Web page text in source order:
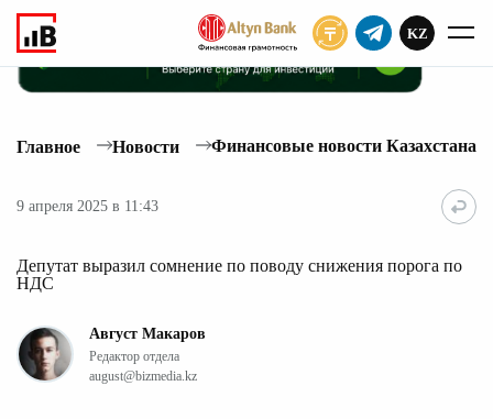
KZ
Главное Новости Финансовые новости Казахстана
9 апреля 2025 в 11:43
Депутат выразил сомнение по поводу снижения порога по
НДС
Август Макаров
Редактор отдела
august@bizmedia.kz